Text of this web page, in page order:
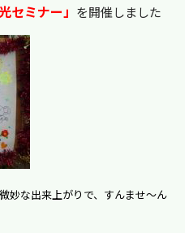
セミナー」 を開催しました
妙な出来上がりで、すんませ～ん